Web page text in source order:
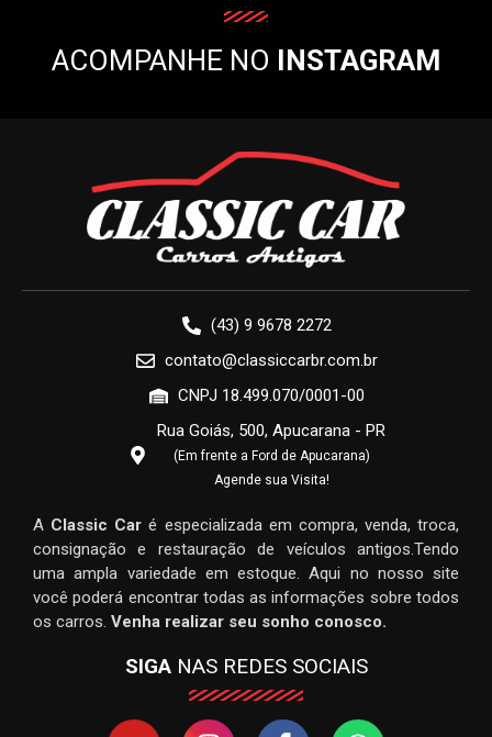
ACOMPANHE NO INSTAGRAM
(43) 9 9678 2272
contato@classiccarbr.com.br
CNPJ 18.499.070/0001-00
Rua Goiás, 500, Apucarana - PR
(Em frente a Ford de Apucarana)
Agende sua Visita!
A Classic Car é especializada em compra, venda, troca,
consignação e restauração de veículos antigos.Tendo
uma ampla variedade em estoque. Aqui no nosso site
você poderá encontrar todas as informações sobre todos
os carros. Venha realizar seu sonho conosco.
SIGANAS REDES SOCIAIS